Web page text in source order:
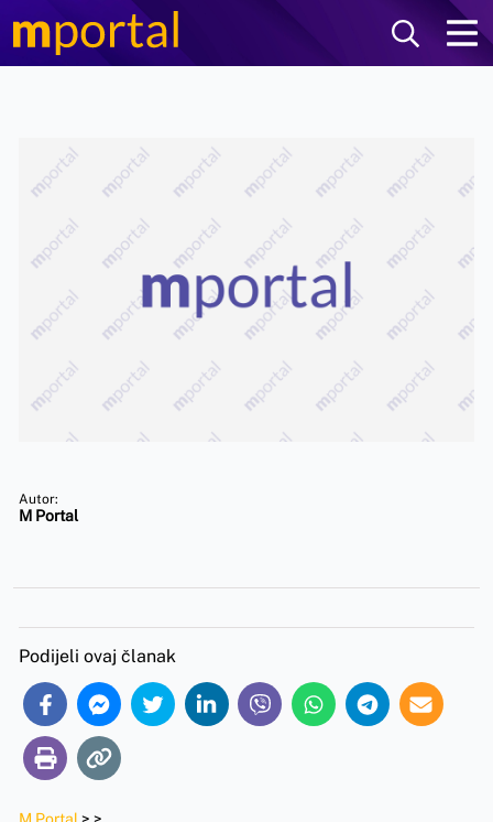
Autor:
M Portal
Podijeli ovaj članak
M Portal > >